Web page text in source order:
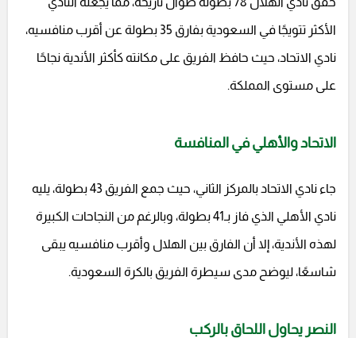
الأكثر تتويجًا في السعودية بفارق 35 بطولة عن أقرب منافسيه،
نادي الاتحاد، حيث حافظ الفريق على مكانته كأكثر الأندية نجاحًا
على مستوى المملكة.
الاتحاد والأهلي في المنافسة
جاء نادي الاتحاد بالمركز الثاني، حيث جمع الفريق 43 بطولة، يليه
نادي الأهلي الذي فاز بـ41 بطولة، وبالرغم من النجاحات الكبيرة
لهذه الأندية، إلا أن الفارق بين الهلال وأقرب منافسيه يبقى
شاسعًا، ليوضح مدى سيطرة الفريق بالكرة السعودية.
النصر يحاول اللحاق بالركب